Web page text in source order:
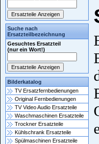
Suche nach
Ersatzteilbezeichnung
Gesuchtes Ersatzteil
(nur ein Wort!)
Bilderkatalog
TV Ersatzfernbedienungen
Original Fernbedienungen
TV Video Audio Ersatzteile
Waschmaschinen Ersatzteile
Trockner Ersatzteile
Kühlschrank Ersatzteile
Spülmaschinen Ersatzteile